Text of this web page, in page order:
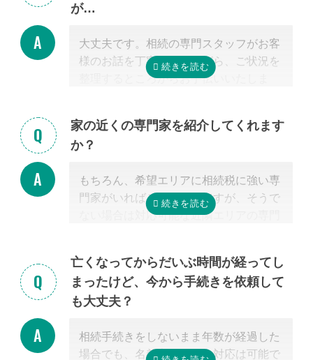
が…
大丈夫です。相続の専門スタッフがお客
様のお話を丁寧に伺いながら、ご状況を
整理するところからお手伝いいたしま
家の近くの専門家を紹介してくれます
か？
もちろん、希望エリアに相続税に強い専
門家がいればご紹介可能ですが、そうで
ない場合は対応可能な近隣エリアの専門
は、自宅近くに事務所があるかではな
く、その士業が相続税に強いかどうかだ
からです。
の必修科目でないことから資格試験を取
る時に選択していない人にとっては専門
亡くなってからだいぶ時間が経ってし
まったけど、今から手続きを依頼して
も大丈夫？
相続手続きをしないまま年数が経過した
場合でも、名義変更などの対応は可能で